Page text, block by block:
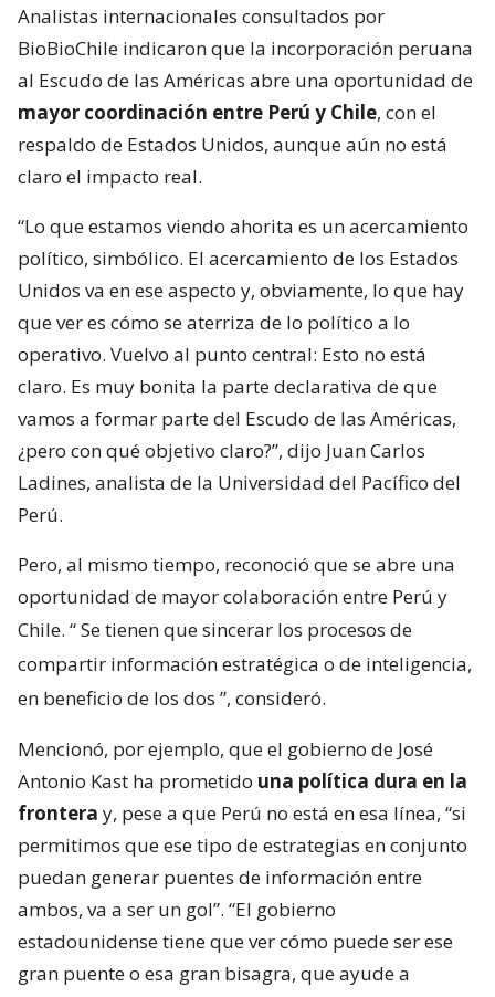
Analistas internacionales consultados por
BioBioChile indicaron que la incorporación peruana
al Escudo de las Américas abre una oportunidad de
mayor coordinación entre Perú y Chile, con el
respaldo de Estados Unidos, aunque aún no está
claro el impacto real.
“Lo que estamos viendo ahorita es un acercamiento
político, simbólico. El acercamiento de los Estados
Unidos va en ese aspecto y, obviamente, lo que hay
que ver es cómo se aterriza de lo político a lo
operativo. Vuelvo al punto central: Esto no está
claro. Es muy bonita la parte declarativa de que
vamos a formar parte del Escudo de las Américas,
¿pero con qué objetivo claro?”, dijo Juan Carlos
Ladines, analista de la Universidad del Pacífico del
Perú.
Pero, al mismo tiempo, reconoció que se abre una
oportunidad de mayor colaboración entre Perú y
Chile. “Se tienen que sincerar los procesos de
compartir información estratégica o de inteligencia,
en beneficio de los dos ”, consideró.
Mencionó, por ejemplo, que el gobierno de José
Antonio Kast ha prometido una política dura en la
frontera y, pese a que Perú no está en esa línea, “si
permitimos que ese tipo de estrategias en conjunto
puedan generar puentes de información entre
ambos, va a ser un gol”. “El gobierno
estadounidense tiene que ver cómo puede ser ese
gran puente o esa gran bisagra, que ayude a